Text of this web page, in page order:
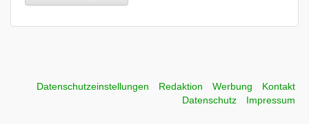
Datenschutzeinstellungen Redaktion Werbung
Kontakt
Datenschutz
Impressum